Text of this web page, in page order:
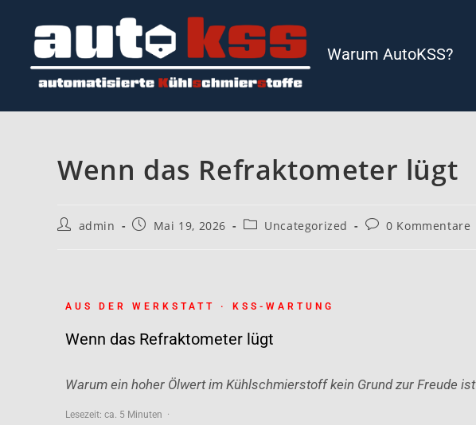
Warum AutoKSS?
Wenn das Refraktometer lügt
admin Mai 19, 2026 Uncategorized 0 Kommentare
AUS DER WERKSTATT · KSS-WARTUNG
Wenn das Refraktometer lügt
Warum ein hoher Ölwert im Kühlschmierstoff kein Grund zur Freude ist
Lesezeit: ca. 5 Minuten ·